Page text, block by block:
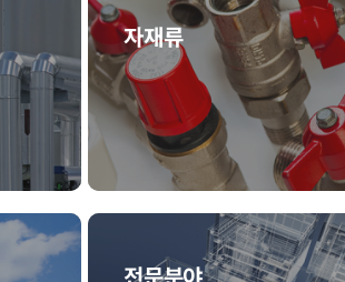
자재류